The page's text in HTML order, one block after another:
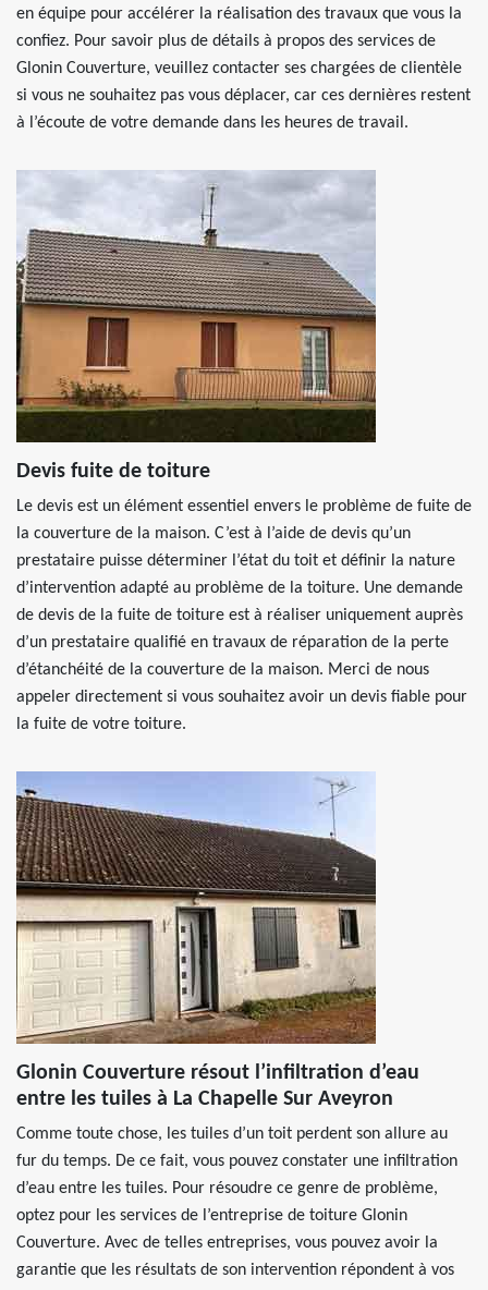
en équipe pour accélérer la réalisation des travaux que vous la
confiez. Pour savoir plus de détails à propos des services de
Glonin Couverture, veuillez contacter ses chargées de clientèle
si vous ne souhaitez pas vous déplacer, car ces dernières restent
à l’écoute de votre demande dans les heures de travail.
Devis fuite de toiture
Le devis est un élément essentiel envers le problème de fuite de
la couverture de la maison. C’est à l’aide de devis qu’un
prestataire puisse déterminer l’état du toit et définir la nature
d’intervention adapté au problème de la toiture. Une demande
de devis de la fuite de toiture est à réaliser uniquement auprès
d’un prestataire qualifié en travaux de réparation de la perte
d’étanchéité de la couverture de la maison. Merci de nous
appeler directement si vous souhaitez avoir un devis fiable pour
la fuite de votre toiture.
Glonin Couverture résout l’infiltration d’eau
entre les tuiles à La Chapelle Sur Aveyron
Comme toute chose, les tuiles d’un toit perdent son allure au
fur du temps. De ce fait, vous pouvez constater une infiltration
d’eau entre les tuiles. Pour résoudre ce genre de problème,
optez pour les services de l’entreprise de toiture Glonin
Couverture. Avec de telles entreprises, vous pouvez avoir la
garantie que les résultats de son intervention répondent à vos